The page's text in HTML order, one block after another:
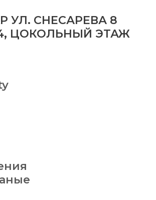
УЛ. СНЕСАРЕВА 8
ЦОКОЛЬНЫЙ ЭТАЖ